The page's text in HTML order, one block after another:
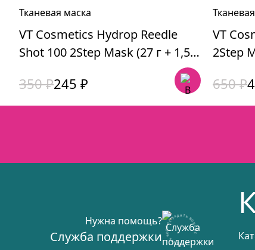
Тканевая маска
VT Cosmetics Hydrop Reedle
Shot 100 2Step Mask (27 г + 1,5
350₽
Первоначальная
цена
245 ₽
Текущая
цена:
VT
2Step
650₽
цена
цена:
Нужна помощь?
Служба поддержкиЗАДАТЬ ВОПРОС ЗАДАТЬ ВОПРОС